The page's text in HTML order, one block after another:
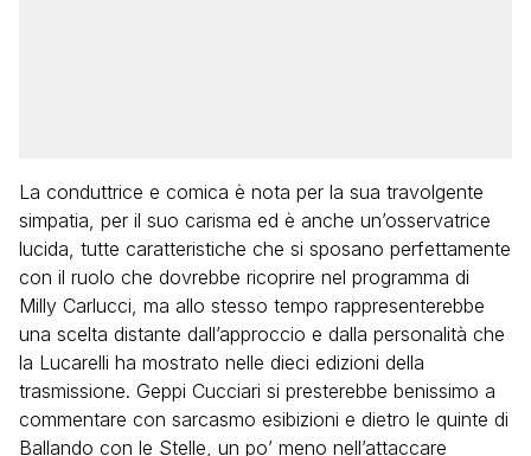
La conduttrice e comica è nota per la sua travolgente
simpatia, per il suo carisma ed è anche un’osservatrice
lucida, tutte caratteristiche che si sposano perfettamente
con il ruolo che dovrebbe ricoprire nel programma di
Milly Carlucci, ma allo stesso tempo rappresenterebbe
una scelta distante dall’approccio e dalla personalità che
la Lucarelli ha mostrato nelle dieci edizioni della
trasmissione. Geppi Cucciari si presterebbe benissimo a
commentare con sarcasmo esibizioni e dietro le quinte di
Ballando con le Stelle, un po’ meno nell’attaccare